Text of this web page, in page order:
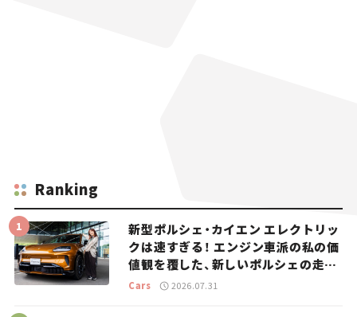
Ranking
新型ポルシェ・カイエン エレクトリッ
クは速すぎる！ エンジン車派の私の価
値観を覆した、新しいポルシェの走
り。
Cars 2026.07.31